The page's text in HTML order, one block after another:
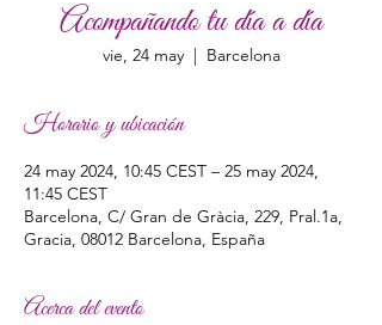
Acompañando tu día a día
vie, 24 may
  |
Barcelona
Horario y ubicación
24 may 2024, 10:45 CEST – 25 may 2024,
11:45 CEST
Barcelona, C/ Gran de Gràcia, 229, Pral.1a,
Gracia, 08012 Barcelona, España
Acerca del evento